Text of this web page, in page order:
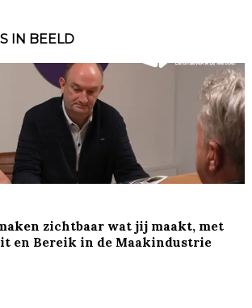
IN BEELD
zichtbaar wat jij maakt, met
en Bereik in de Maakindustrie